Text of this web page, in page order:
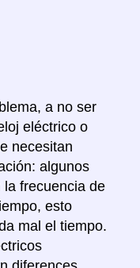
a no ser
eléctrico o
necesitan
algunos
frecuencia de
esto
mal el tiempo.